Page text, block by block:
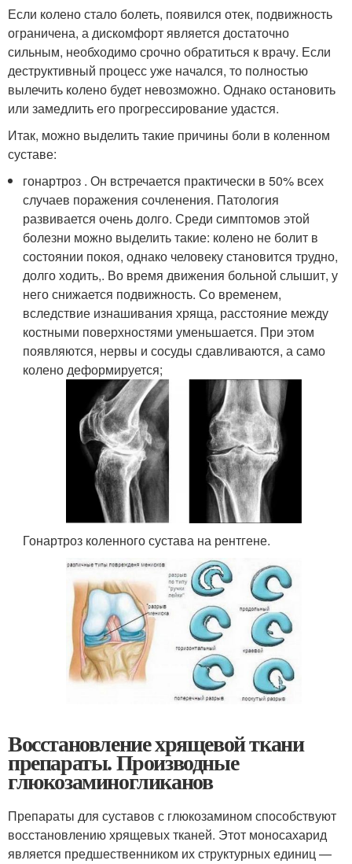
Если колено стало болеть, появился отек, подвижность
ограничена, а дискомфорт является достаточно
сильным, необходимо срочно обратиться к врачу. Если
деструктивный процесс уже начался, то полностью
вылечить колено будет невозможно. Однако остановить
или замедлить его прогрессирование удастся.
Итак, можно выделить такие причины боли в коленном
суставе:
гонартроз . Он встречается практически в 50% всех
случаев поражения сочленения. Патология
развивается очень долго. Среди симптомов этой
болезни можно выделить такие: колено не болит в
состоянии покоя, однако человеку становится трудно,
долго ходить,. Во время движения больной слышит, у
него снижается подвижность. Со временем,
вследствие изнашивания хряща, расстояние между
костными поверхностями уменьшается. При этом
появляются, нервы и сосуды сдавливаются, а само
колено деформируется;
Гонартроз коленного сустава на рентгене.
Восстановление хрящевой ткани
препараты. Производные
глюкозаминогликанов
Препараты для суставов с глюкозамином способствуют
восстановлению хрящевых тканей. Этот моносахарид
является предшественником их структурных единиц —